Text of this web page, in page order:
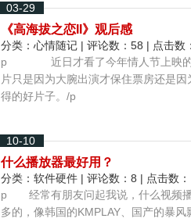
03-29
《高海拔之恋II》观后感
分类： 心情随记 | 评论数：58 | 点击数
p 近日才看了今年情人节上映的一
片只是因为大腕出演才保住票房还是
得的好片子。/p
10-10
什么播放器最好用？
分类： 软件硬件 | 评论数：8 | 点击数
p 经常有朋友问起我说，什么视频播
多的，像韩国的KMPLAY、国产的暴